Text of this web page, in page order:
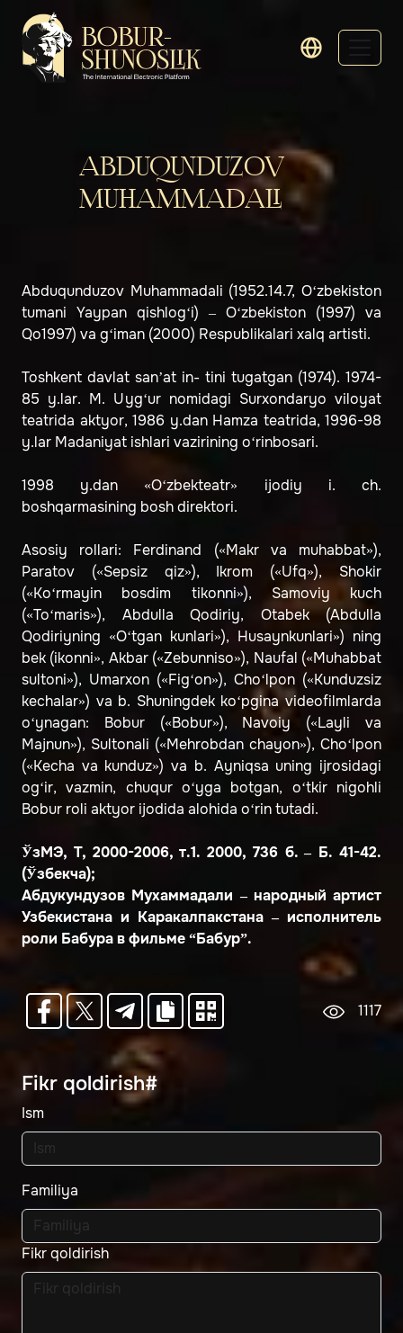
ABDUQUNDUZOV
MUHAMMADALI
Abduqunduzov Muhammadali (1952.14.7, O‘zbekiston
tumani Yaypan qishlog‘i) – O‘zbekiston (1997) va
Qo1997) va g‘iman (2000) Respublikalari xalq artisti.
Toshkent davlat san’at in- tini tugatgan (1974). 1974-
85 y.lar. M. Uyg‘ur nomidagi Surxondaryo viloyat
teatrida aktyor, 1986 y.dan Hamza teatrida, 1996-98
y.lar Madaniyat ishlari vazirining o‘rinbosari.
1998 y.dan «O‘zbekteatr» ijodiy i. ch.
boshqarmasining bosh direktori.
Asosiy rollari: Ferdinand («Makr va muhabbat»),
Paratov («Sepsiz qiz»), Ikrom («Ufq»), Shokir
(«Ko‘rmayin bosdim tikonni»), Samoviy kuch
(«To‘maris»), Abdulla Qodiriy, Otabek (Abdulla
Qodiriyning «O‘tgan kunlari»), Husaynkunlari») ning
bek (ikonni», Akbar («Zebunniso»), Naufal («Muhabbat
sultoni»), Umarxon («Fig‘on»), Cho‘lpon («Kunduzsiz
kechalar») va b. Shuningdek ko‘pgina videofilmlarda
o‘ynagan: Bobur («Bobur»), Navoiy («Layli va
Majnun»), Sultonali («Mehrobdan chayon»), Cho‘lpon
(«Kecha va kunduz») va b. Ayniqsa uning ijrosidagi
og‘ir, vazmin, chuqur o‘yga botgan, o‘tkir nigohli
Bobur roli aktyor ijodida alohida o‘rin tutadi.
ЎзМЭ, Т, 2000-2006, т.1. 2000, 736 б. – Б. 41-42.
(Ўзбекча);
Абдукундузов Мухаммадали – народный артист
Узбекистана и Каракалпакстана – исполнитель
роли Бабура в фильме “Бабур”.
1117
Fikr qoldirish#
Ism
Familiya
Fikr qoldirish